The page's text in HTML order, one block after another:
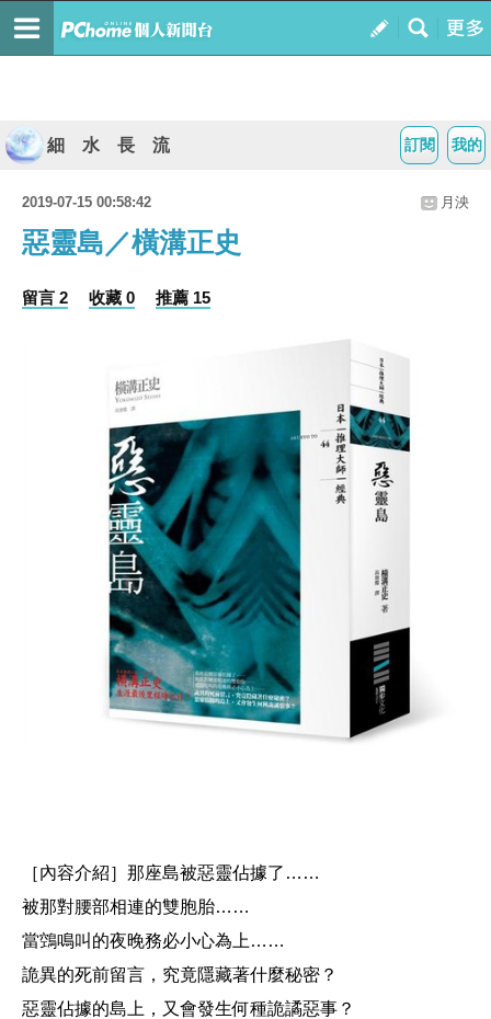
我的
訂閱
細 水 長 流
2019-07-15 00:58:42 月泱
惡靈島／橫溝正史
留言 2 收藏 0 推薦 15
［內容介紹］ 那座島被惡靈佔據了……
被那對腰部相連的雙胞胎……
當鵼鳴叫的夜晚務必小心為上……
詭異的死前留言，究竟隱藏著什麼秘密？
惡靈佔據的島上，又會發生何種詭譎惡事？